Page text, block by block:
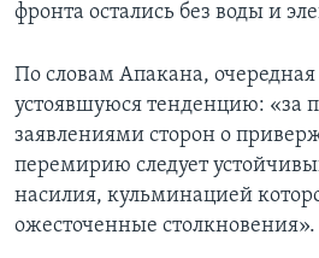
фронта остались без воды и
По словам Апакана,
устоявшуюся тенденцию: «за
заявлениями сторон о
перемирию следует
насилия, кульминацией
ожесточенные столкновения».